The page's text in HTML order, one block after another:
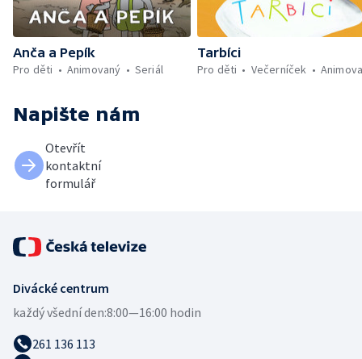
Anča a Pepík
Pro děti
Animovaný Seriál
Tarbíci
Pro děti
Večerníček
Napište nám
Otevřít
kontaktní
formulář
Divácké centrum
každý všední den:8:00—16:00 hodin
261 136 113